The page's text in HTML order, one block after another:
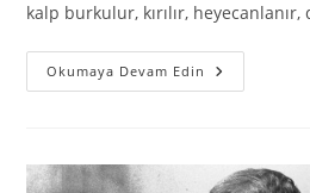
kalp burkulur, kırılır, heyecanlanır,
Okumaya Devam Edin